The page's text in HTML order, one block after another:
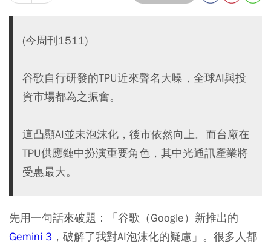
(今周刊1511)
谷歌自行研發的TPU近來聲名大噪，全球AI與投
資市場都為之振奮。
這凸顯AI並未泡沫化，後市依然向上。而台廠在
TPU供應鏈中扮演重要角色，其中光通訊產業將
受惠最大。
先用一句話來破題：「谷歌（Google）新推出的
Gemini 3 ，破解了我對AI泡沫化的疑慮」。很多人都